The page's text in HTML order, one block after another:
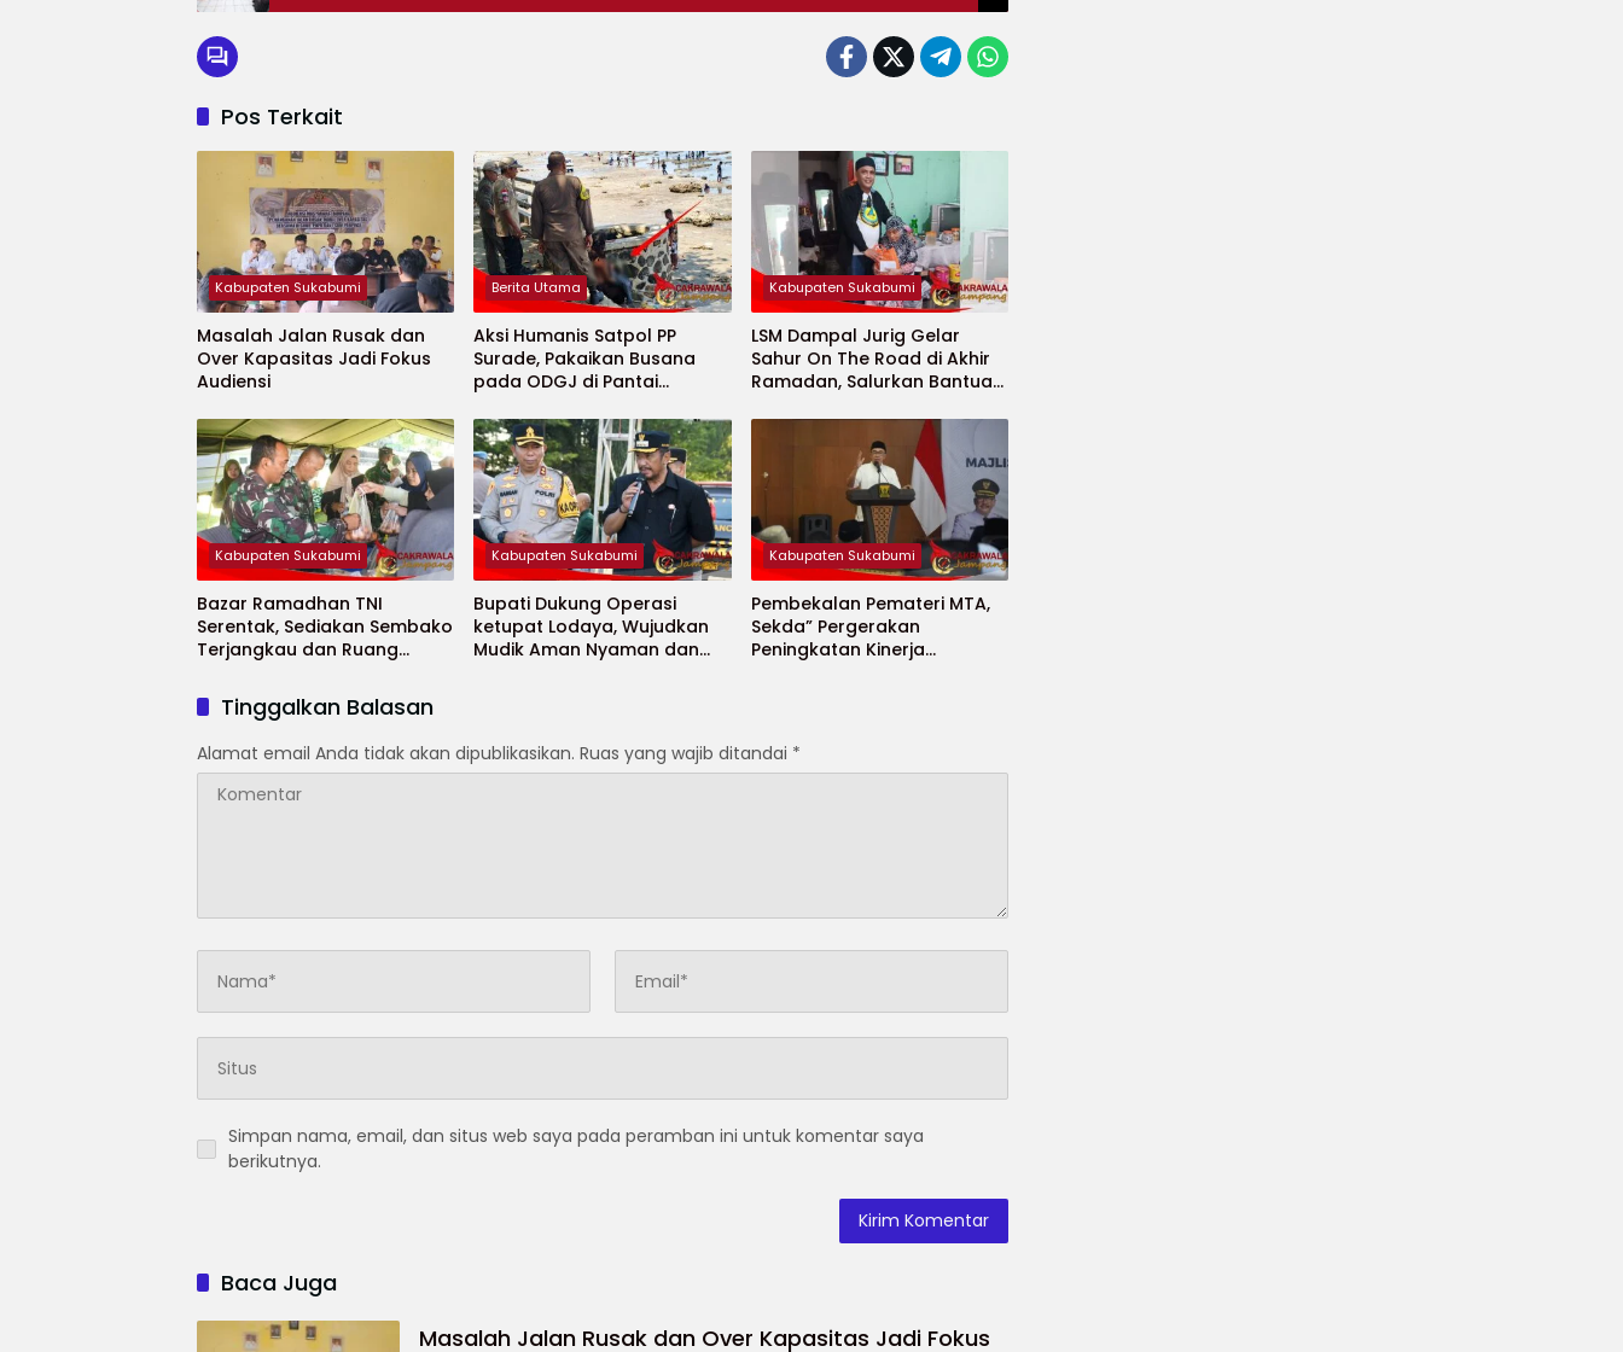
Pos Terkait
Kabupaten Sukabumi
Masalah Jalan Rusak dan
Over Kapasitas Jadi Fokus
Audiensi
Berita Utama
Aksi Humanis Satpol PP
Surade, Pakaikan Busana
pada ODGJ di Pantai
Kabupaten Sukabumi
LSM Dampal Jurig Gelar
Sahur On The Road di Akhir
Ramadan, Salurkan Bantuan
Anak Yatim
Kabupaten Sukabumi
Bazar Ramadhan TNI
Serentak, Sediakan Sembako
Terjangkau dan Ruang
Kabupaten Sukabumi
Bupati Dukung Operasi
ketupat Lodaya, Wujudkan
Mudik Aman Nyaman dan
Kabupaten Sukabumi
Pembekalan Pemateri MTA,
Sekda” Pergerakan
Peningkatan Kinerja
Tinggalkan Balasan
Alamat email Anda tidak akan dipublikasikan. Ruas yang wajib ditandai *
Simpan nama, email, dan situs web saya pada peramban ini untuk komentar saya
berikutnya.
Baca Juga
Masalah Jalan Rusak dan Over Kapasitas Jadi Fokus